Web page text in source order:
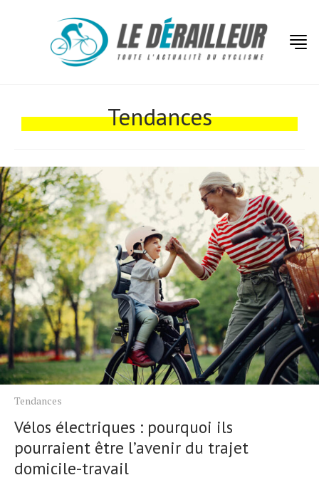
Tendances
Tendances
Vélos électriques : pourquoi ils
pourraient être l’avenir du trajet
domicile-travail